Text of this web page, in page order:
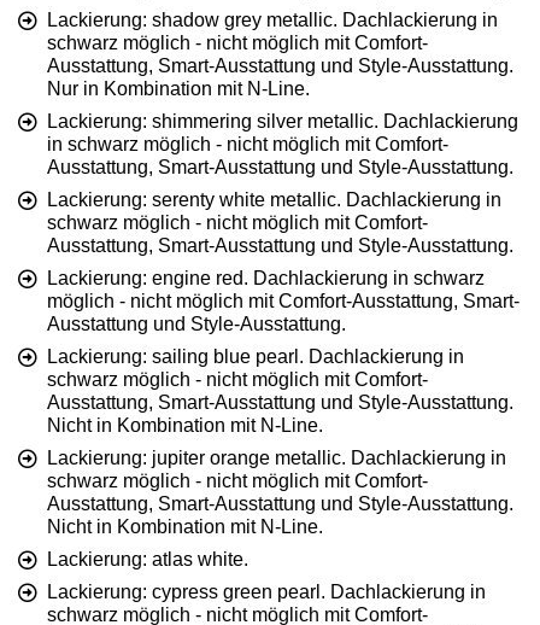
Lackierung: shadow grey metallic. Dachlackierung in
schwarz möglich - nicht möglich mit Comfort-
Ausstattung, Smart-Ausstattung und Style-Ausstattung.
Nur in Kombination mit N-Line.
Lackierung: shimmering silver metallic. Dachlackierung
in schwarz möglich - nicht möglich mit Comfort-
Ausstattung, Smart-Ausstattung und Style-Ausstattung.
Lackierung: serenty white metallic. Dachlackierung in
schwarz möglich - nicht möglich mit Comfort-
Ausstattung, Smart-Ausstattung und Style-Ausstattung.
Lackierung: engine red. Dachlackierung in schwarz
möglich - nicht möglich mit Comfort-Ausstattung, Smart-
Ausstattung und Style-Ausstattung.
Lackierung: sailing blue pearl. Dachlackierung in
schwarz möglich - nicht möglich mit Comfort-
Ausstattung, Smart-Ausstattung und Style-Ausstattung.
Nicht in Kombination mit N-Line.
Lackierung: jupiter orange metallic. Dachlackierung in
schwarz möglich - nicht möglich mit Comfort-
Ausstattung, Smart-Ausstattung und Style-Ausstattung.
Nicht in Kombination mit N-Line.
Lackierung: atlas white.
Lackierung: cypress green pearl. Dachlackierung in
schwarz möglich - nicht möglich mit Comfort-